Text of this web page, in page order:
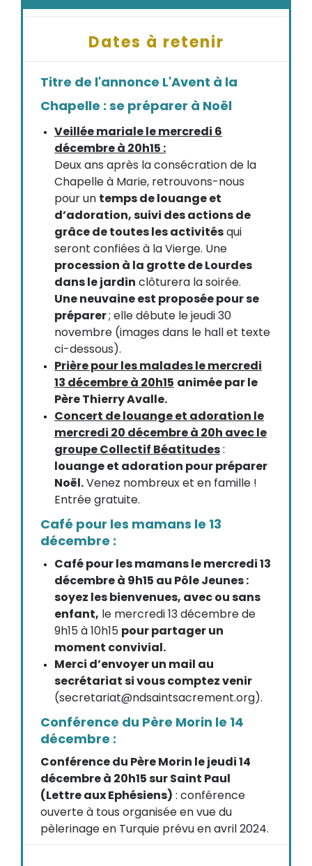
Dates à retenir
Titre de l'annonce L'Avent à la
Chapelle : se préparer à Noël
Veillée mariale le mercredi 6
décembre à 20h15 :
Deux ans après la consécration de la
Chapelle à Marie, retrouvons-nous
pour un temps de louange et
d’adoration, suivi des actions de
grâce de toutes les activitésqui
seront confiées à la Vierge. Une
procession à la grotte de Lourdes
dans le jardin clôturera la soirée.
Une neuvaine est proposée pour se
préparer; elle débute le jeudi 30
novembre (images dans le hall et texte
ci-dessous).
Prière pour les malades le mercredi
13 décembre à 20h15 animée par le
Père Thierry Avalle.
Concert de louange et adoration le
mercredi 20 décembre à 20h avec le
groupe Collectif Béatitudes:
louange et adoration pour préparer
Noël.Venez nombreux et en famille !
Entrée gratuite.
Café pour les mamans le 13
décembre :
Café pour les mamans le mercredi 13
décembre à 9h15 au Pôle Jeunes :
soyez les bienvenues, avec ou sans
enfant, le mercredi 13 décembre de
9h15 à 10h15 pour partager un
moment convivial.
Merci d’envoyer un mail au
secrétariat si vous comptez venir
(secretariat@ndsaintsacrement.org).
Conférence du Père Morin le 14
décembre :
Conférence du Père Morin le jeudi 14
décembre à 20h15 sur Saint Paul
(Lettre aux Ephésiens) : conférence
ouverte à tous organisée en vue du
pèlerinage en Turquie prévu en avril 2024.